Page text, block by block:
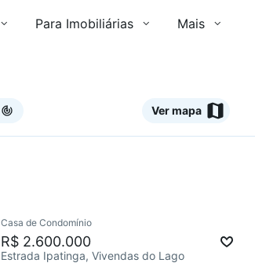
Para Imobiliárias Mais
Ver mapa
Casa de Condomínio
R$ 2.600.000
Estrada Ipatinga, Vivendas do Lago